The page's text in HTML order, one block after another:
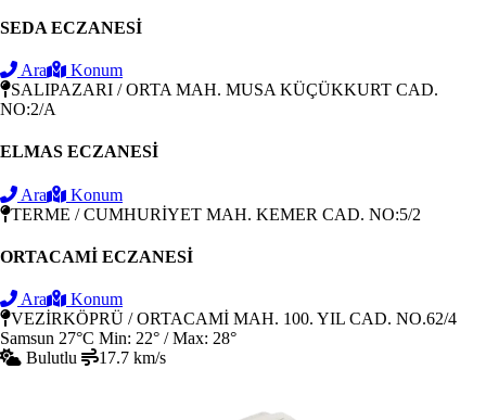
SEDA ECZANESİ
Ara
Konum
SALIPAZARI / ORTA MAH. MUSA KÜÇÜKKURT CAD.
NO:2/A
ELMAS ECZANESİ
Ara
Konum
TERME / CUMHURİYET MAH. KEMER CAD. NO:5/2
ORTACAMİ ECZANESİ
Ara
Konum
VEZİRKÖPRÜ / ORTACAMİ MAH. 100. YIL CAD. NO.62/4
Samsun 27°C Min: 22° / Max: 28°
Bulutlu
17.7 km/s